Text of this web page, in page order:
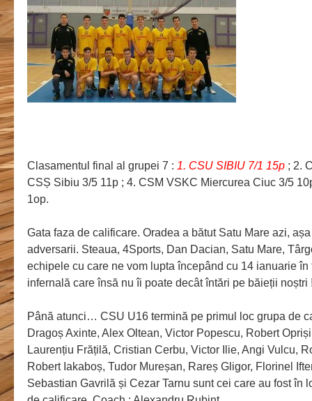
Clasamentul final al grupei 7 : 1. CSU SIBIU 7/1 15p; 2.
CSȘ Sibiu 3/5 11p ; 4. CSM VSKC Miercurea Ciuc 3/5
1op.
Gata faza de calificare. Oradea a bătut Satu Mare azi,
adversarii. Steaua, 4Sports, Dan Dacian, Satu Mare,
echipele cu care ne vom lupta începând cu 14 ianuarie
infernală care însă nu îi poate decât întări pe băieții noștri
Până atunci… CSU U16 termină pe primul loc grupa de
Dragoș Axinte, Alex Oltean, Victor Popescu, Robert
Laurențiu Frățilă, Cristian Cerbu, Victor Ilie, Angi Vulcu,
Robert Iakaboș, Tudor Mureșan, Rareș Gligor, Florinel
Sebastian Gavrilă și Cezar Tarnu sunt cei care au fost în